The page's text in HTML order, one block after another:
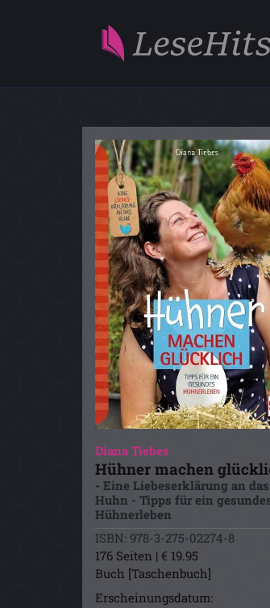
Diana Tiebes
Hühner machen
- Eine Liebeserklärung an das
Huhn - Tipps für ein
Hühnerleben
ISBN: 978-3-275-02274-8
176 Seiten | € 19.95
Buch [Taschenbuch]
Erscheinungsdatum: